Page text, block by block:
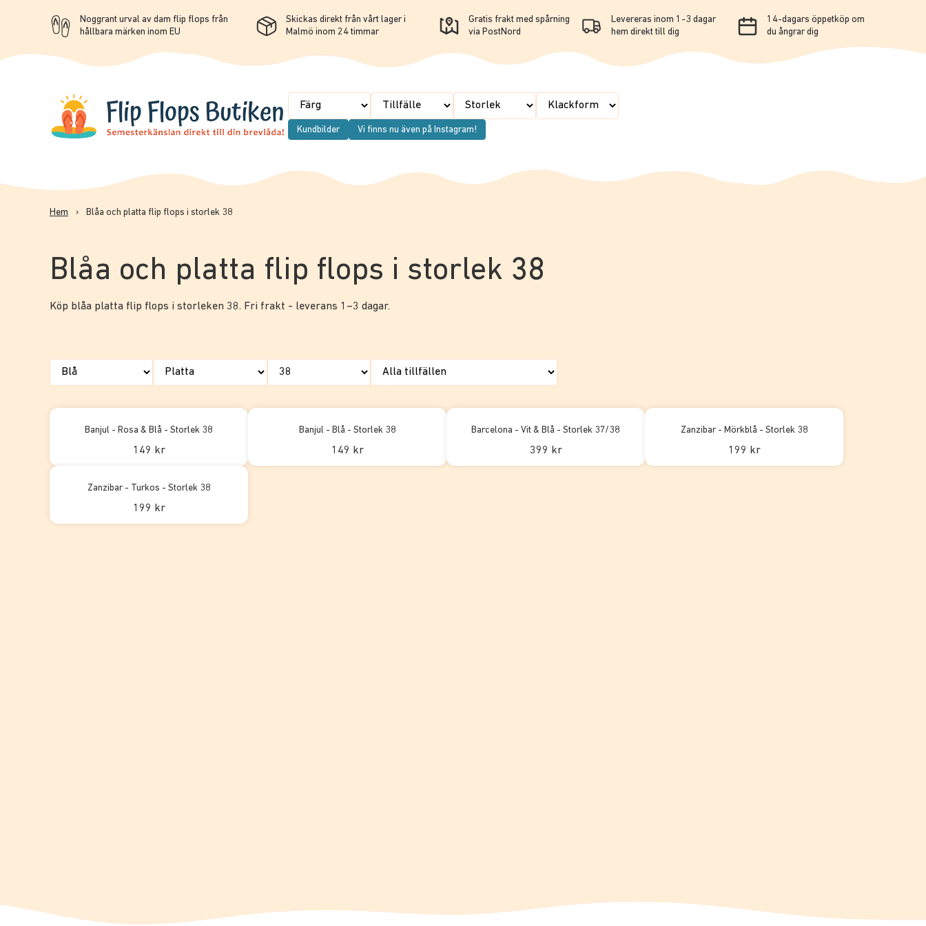
Noggrant urval av dam flip flops från
hållbara märken inom EU
Skickas direkt från vårt lager i
Malmö inom 24 timmar
Gratis frakt med spårning
via PostNord
Levereras inom 1-3 dagar
hem direkt till dig
14-dagars öppetköp om
du ångrar dig
Kundbilder Vi finns nu även på Instagram!
Hem › Blåa och platta flip flops i storlek 38
Blåa och platta flip flops i storlek 38
Köp blåa platta flip flops i storleken 38. Fri frakt - leverans 1–3 dagar.
Banjul - Rosa & Blå - Storlek 38
149 kr
Banjul - Blå - Storlek 38
149 kr
Barcelona - Vit & Blå - Storlek 37/38
399 kr
Zanzibar - Mörkblå - Storlek 38
199 kr
Zanzibar - Turkos - Storlek 38
199 kr